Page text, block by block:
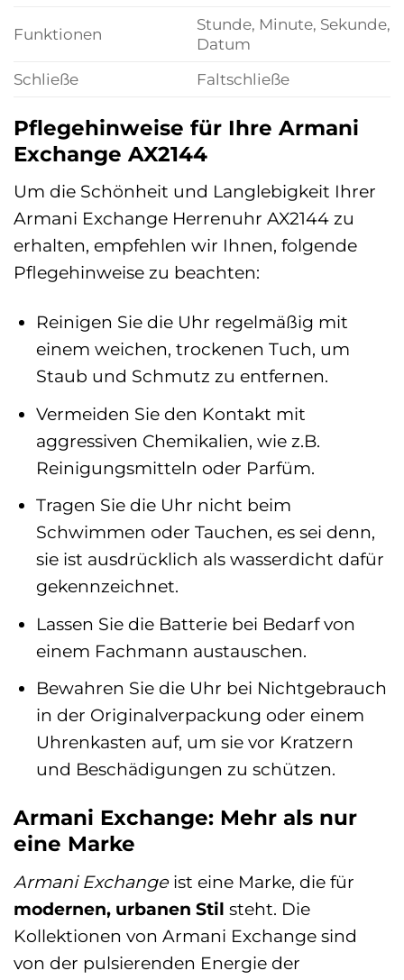
Funktionen
Stunde, Minute, Sekunde,
Datum
Schließe
Faltschließe
Pflegehinweise für Ihre Armani
Exchange AX2144
Um die Schönheit und Langlebigkeit Ihrer
Armani Exchange Herrenuhr AX2144 zu
erhalten, empfehlen wir Ihnen, folgende
Pflegehinweise zu beachten:
Reinigen Sie die Uhr regelmäßig mit
einem weichen, trockenen Tuch, um
Staub und Schmutz zu entfernen.
Vermeiden Sie den Kontakt mit
aggressiven Chemikalien, wie z.B.
Reinigungsmitteln oder Parfüm.
Tragen Sie die Uhr nicht beim
Schwimmen oder Tauchen, es sei denn,
sie ist ausdrücklich als wasserdicht dafür
gekennzeichnet.
Lassen Sie die Batterie bei Bedarf von
einem Fachmann austauschen.
Bewahren Sie die Uhr bei Nichtgebrauch
in der Originalverpackung oder einem
Uhrenkasten auf, um sie vor Kratzern
und Beschädigungen zu schützen.
Armani Exchange: Mehr als nur
eine Marke
Armani Exchangeist eine Marke, die für
modernen, urbanen Stil steht. Die
Kollektionen von Armani Exchange sind
von der pulsierenden Energie der